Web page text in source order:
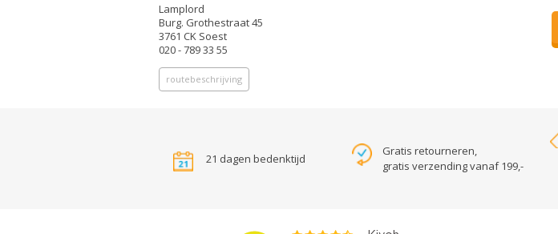
Lamplord
Burg. Grothestraat 45
3761 CK Soest
020 - 789 33 55
routebeschrijving
21 dagen bedenktijd
Gratis retourneren,
gratis verzending vanaf 199,-